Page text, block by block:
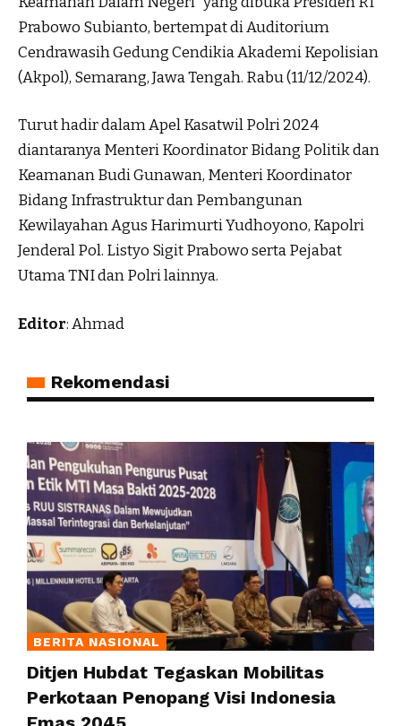
Prabowo Subianto, bertempat di Auditorium
Cendrawasih Gedung Cendikia Akademi Kepolisian
(Akpol), Semarang, Jawa Tengah. Rabu (11/12/2024).
Turut hadir dalam Apel Kasatwil Polri 2024
diantaranya Menteri Koordinator Bidang Politik dan
Keamanan Budi Gunawan, Menteri Koordinator
Bidang Infrastruktur dan Pembangunan
Kewilayahan Agus Harimurti Yudhoyono, Kapolri
Jenderal Pol. Listyo Sigit Prabowo serta Pejabat
Utama TNI dan Polri lainnya.
Editor: Ahmad
Rekomendasi
BERITA NASIONAL
Ditjen Hubdat Tegaskan Mobilitas
Perkotaan Penopang Visi Indonesia